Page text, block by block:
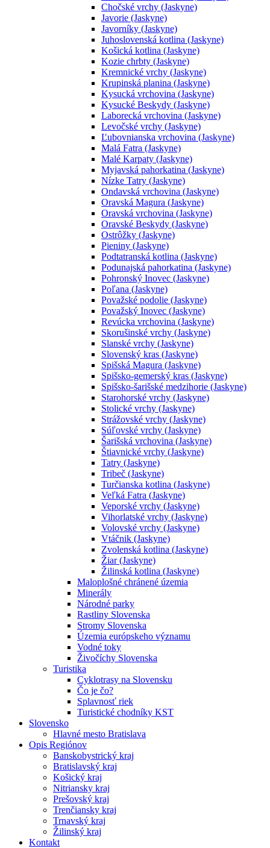
Chočské vrchy (Jaskyne)
Javorie (Jaskyne)
Javorníky (Jaskyne)
Juhoslovenská kotlina (Jaskyne)
Košická kotlina (Jaskyne)
Kozie chrbty (Jaskyne)
Kremnické vrchy (Jaskyne)
Krupinská planina (Jaskyne)
Kysucká vrchovina (Jaskyne)
Kysucké Beskydy (Jaskyne)
Laborecká vrchovina (Jaskyne)
Levočské vrchy (Jaskyne)
Ľubovnianska vrchovina (Jaskyne)
Malá Fatra (Jaskyne)
Malé Karpaty (Jaskyne)
Myjavská pahorkatina (Jaskyne)
Nízke Tatry (Jaskyne)
Ondavská vrchovina (Jaskyne)
Oravská Magura (Jaskyne)
Oravská vrchovina (Jaskyne)
Oravské Beskydy (Jaskyne)
Ostrôžky (Jaskyne)
Pieniny (Jaskyne)
Podtatranská kotlina (Jaskyne)
Podunajská pahorkatina (Jaskyne)
Pohronský Inovec (Jaskyne)
Poľana (Jaskyne)
Považské podolie (Jaskyne)
Považský Inovec (Jaskyne)
Revúcka vrchovina (Jaskyne)
Skorušinské vrchy (Jaskyne)
Slanské vrchy (Jaskyne)
Slovenský kras (Jaskyne)
Spišská Magura (Jaskyne)
Spišsko-gemerský kras (Jaskyne)
Spišsko-šarišské medzihorie (Jaskyne)
Starohorské vrchy (Jaskyne)
Stolické vrchy (Jaskyne)
Strážovské vrchy (Jaskyne)
Súľovské vrchy (Jaskyne)
Šarišská vrchovina (Jaskyne)
Štiavnické vrchy (Jaskyne)
Tatry (Jaskyne)
Tribeč (Jaskyne)
Turčianska kotlina (Jaskyne)
Veľká Fatra (Jaskyne)
Veporské vrchy (Jaskyne)
Vihorlatské vrchy (Jaskyne)
Volovské vrchy (Jaskyne)
Vtáčnik (Jaskyne)
Zvolenská kotlina (Jaskyne)
Žiar (Jaskyne)
Žilinská kotlina (Jaskyne)
Maloplošné chránené územia
Minerály
Národné parky
Rastliny Slovenska
Stromy Slovenska
Územia európskeho významu
Vodné toky
Živočíchy Slovenska
Turistika
Cyklotrasy na Slovensku
Čo je čo?
Splavnosť riek
Turistické chodníky KST
Slovensko
Hlavné mesto Bratislava
Opis Regiónov
Banskobystrický kraj
Bratislavský kraj
Košický kraj
Nitriansky kraj
Prešovský kraj
Trenčiansky kraj
Trnavský kraj
Žilinský kraj
Kontakt